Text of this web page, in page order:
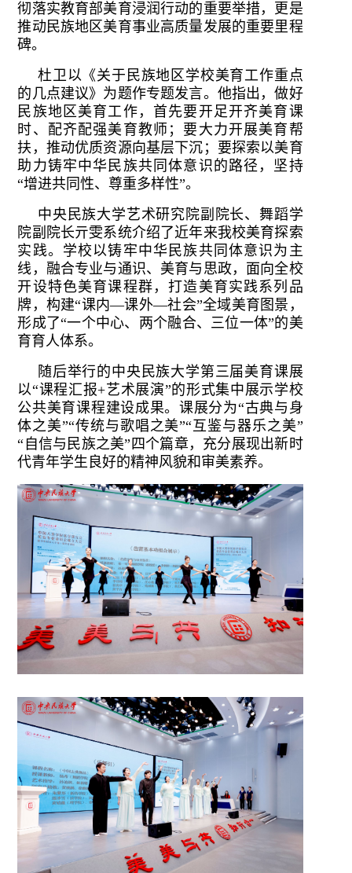
彻落实教育部美育浸润行动的重要举措，更是
推动民族地区美育事业高质量发展的重要里程
碑。
杜卫以《关于民族地区学校美育工作重点
的几点建议》为题作专题发言。他指出，做好
民族地区美育工作，首先要开足开齐美育课
时、配齐配强美育教师；要大力开展美育帮
扶，推动优质资源向基层下沉；要探索以美育
助力铸牢中华民族共同体意识的路径，坚持
“增进共同性、尊重多样性”。
中央民族大学艺术研究院副院长、舞蹈学
院副院长亓雯系统介绍了近年来我校美育探索
实践。学校以铸牢中华民族共同体意识为主
线，融合专业与通识、美育与思政，面向全校
开设特色美育课程群，打造美育实践系列品
牌，构建“课内—课外—社会”全域美育图景，
形成了“一个中心、两个融合、三位一体”的美
育育人体系。
随后举行的中央民族大学第三届美育课展
以“课程汇报+艺术展演”的形式集中展示学校
公共美育课程建设成果。课展分为“古典与身
体之美”“传统与歌唱之美”“互鉴与器乐之美”
“自信与民族之美”四个篇章，充分展现出新时
代青年学生良好的精神风貌和审美素养。